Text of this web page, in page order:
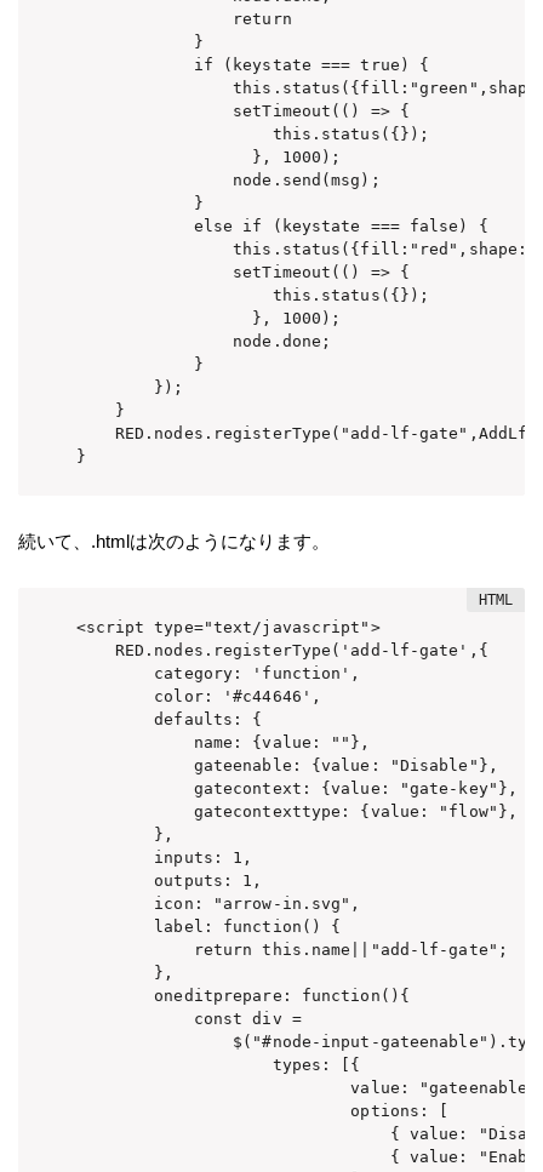
return
}
if (keystate === true) {
setTimeout(() => {
this.status({});
}, 1000);
node.send(msg);
}
else if (keystate === false) {
setTimeout(() => {
this.status({});
}, 1000);
node.done;
}
});
}
RED.nodes.registerType("add-lf-
}
続いて、.htmlは次のようになります。
<script type="text/javascript">
RED.nodes.registerType('add-lf-gate',{
category: 'function',
color: '#c44646',
defaults: {
name: {value: ""},
gateenable: {value: "Disable"},
gatecontext: {value: "gate-key"},
gatecontexttype: {value: "flow"},
},
inputs: 1,
outputs: 1,
icon: "arrow-in.svg",
label: function() {
return this.name||"add-lf-gate";
},
oneditprepare: function(){
const div =
$("#node-input-
types: [{
value:
options: [
{ value: "Disable",
{ value: "Enable",